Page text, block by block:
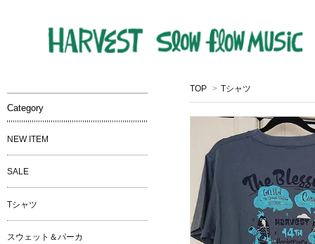
TOP > Tシャツ
Category
NEW ITEM
SALE
Tシャツ
スウェット＆パーカ